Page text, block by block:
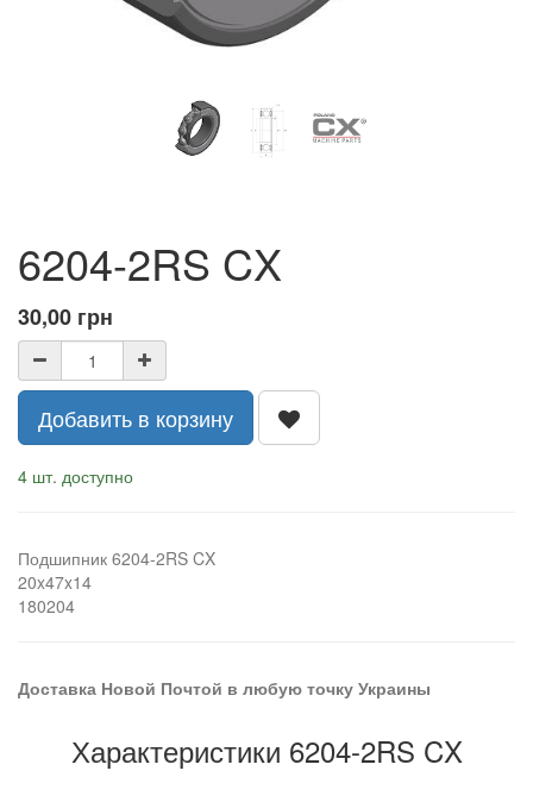
6204-2RS CX
30,00 грн
Добавить в корзину
4 шт. доступно
Подшипник 6204-2RS CX
20x47x14
180204
Доставка Новой Почтой в любую точку Украины
Характеристики 6204-2RS CX